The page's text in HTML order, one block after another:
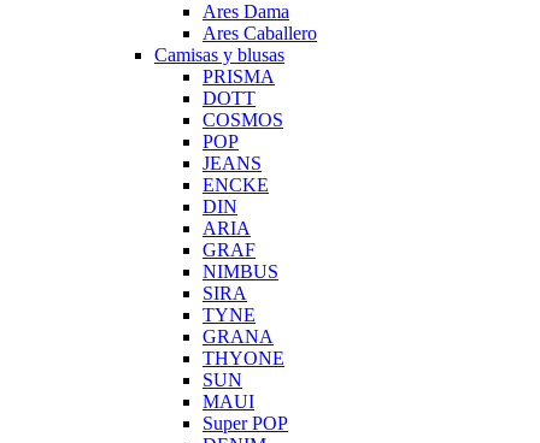
Ares Dama
Ares Caballero
Camisas y blusas
PRISMA
DOTT
COSMOS
POP
JEANS
ENCKE
DIN
ARIA
GRAF
NIMBUS
SIRA
TYNE
GRANA
THYONE
SUN
MAUI
Super POP